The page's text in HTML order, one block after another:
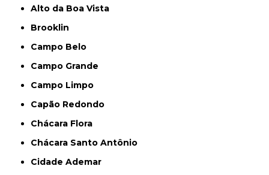
Alto da Boa Vista
Brooklin
Campo Belo
Campo Grande
Campo Limpo
Capão Redondo
Chácara Flora
Chácara Santo Antônio
Cidade Ademar